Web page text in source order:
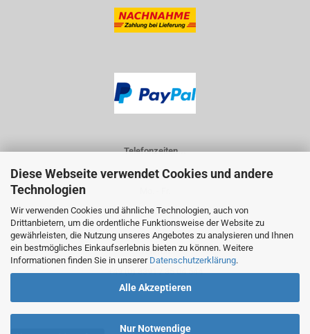
Diese Webseite verwendet Cookies und andere
Technologien
Wir verwenden Cookies und ähnliche Technologien, auch von
Drittanbietern, um die ordentliche Funktionsweise der Website zu
gewährleisten, die Nutzung unseres Angebotes zu analysieren und Ihnen
ein bestmögliches Einkaufserlebnis bieten zu können. Weitere
Informationen finden Sie in unserer Datenschutzerklärung.
Alle Akzeptieren
Nur Notwendige
Telefonzeiten...
9 - 12 Uhr
Telefon
+49 (0) 3391 / 35 04 544